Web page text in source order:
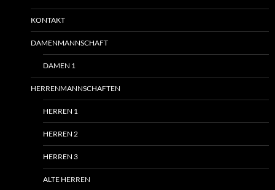
KONTAKT
DAMENMANNSCHAFT
DAMEN 1
HERRENMANNSCHAFTEN
HERREN 1
HERREN 2
HERREN 3
ALTE HERREN